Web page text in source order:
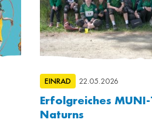
EINRAD 22.05.2026
Erfolgreiches
Naturns